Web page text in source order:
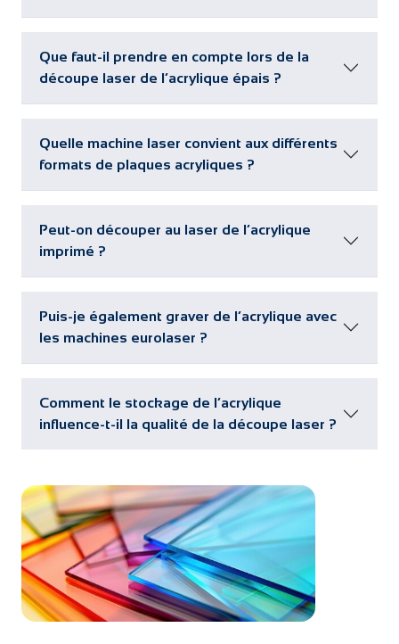
Que faut-il prendre en compte lors de la
découpe laser de l’acrylique épais ?
Quelle machine laser convient aux différents
formats de plaques acryliques ?
Peut-on découper au laser de l’acrylique
imprimé ?
Puis-je également graver de l’acrylique avec
les machines eurolaser ?
Comment le stockage de l’acrylique
influence-t-il la qualité de la découpe laser ?